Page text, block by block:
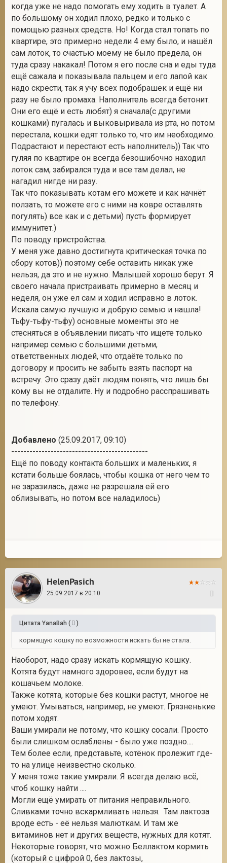
когда уже не надо помогать ему ходить в туалет. А
по большому он ходил плохо, редко и только с
помощью разных средств. Но! Когда стал топать по
квартире, это примерно недели 4 ему было, и нашёл
сам лоток, то счастью моему не было предела, он
туда сразу накакал! Потом я его после сна и еды туда
ещё сажала и показывала пальцем и его лапой как
надо скрести, так я учу всех подобрашек и ещё ни
разу не было промаха. Наполнитель всегда бетонит.
Они его ещё и есть любят) я сначала(с другими
кошками) пугалась и выковыривала из рта, но потом
перестала, кошки едят только то, что им необходимо.
Подрастают и перестают есть наполнитель)) Так что
гуляя по квартире он всегда безошибочно находил
лоток сам, забирался туда и все там делал, не
нагадил нигде ни разу.
Так что показывать котам его можете и как начнёт
ползать, то можете его с ними на ковре оставлять
погулять) все как и с детьми) пусть формирует
иммунитет.)
По поводу пристройства.
У меня уже давно достигнута критическая точка по
сбору котов)) поэтому себе оставить никак уже
нельзя, да это и не нужно. Малышей хорошо берут. Я
своего начала пристраивать примерно в месяц и
неделя, он уже ел сам и ходил исправно в лоток.
Искала самую лучшую и добрую семью и нашла!
Тьфу-тьфу-тьфу) основные моменты это не
стесняться в объявлении писать что ищете только
например семью с большими детьми,
ответственных людей, что отдаёте только по
договору и просить не забыть взять паспорт на
встречу. Это сразу даёт людям понять, что лишь бы
кому вы не отдалите. Ну и подробно расспрашивать
по телефону.
Добавлено (25.09.2017, 09:10)
---------------------------------------------
Ещё по поводу контакта больших и маленьких, я
кстати больше боялась, чтобы кошка от него чем то
не заразилась, даже не разрешала ей его
облизывать, но потом все наладилось)
HelenPasich
25.09.2017 в 20:10
Цитата YanaBah ( )
кормящую кошку по возможности искать бы не стала.
Наоборот, надо сразу искать кормящую кошку.
Котята будут намного здоровее, если будут на
кошачьем молоке.
Также котята, которые без кошки растут, многое не
умеют. Умываться, например, не умеют. Грязненькие
потом ходят.
Ваши умирали не потому, что кошку сосали. Просто
были слишком ослаблены - было уже поздно....
Тем более если, представьте, котёнок пролежит где-
то на улице неизвестно сколько.
У меня тоже такие умирали. Я всегда делаю всё,
чтоб кошку найти ....
Могли ещё умирать от питания неправильного.
Сливками точно вскармливать нельзя. Там лактоза
вроде есть - её нельзя малюткам. И там же
витаминов нет и других веществ, нужных для котят.
Некоторые говорят, что можно Беллактом кормить
(который с цифрой 0, без лактозы,